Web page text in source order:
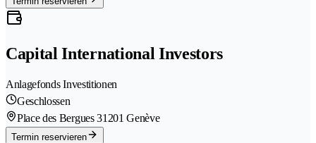
Capital International Investors
Anlagefonds Investitionen
Geschlossen
Place des Bergues 31201 Genève
Termin reservieren